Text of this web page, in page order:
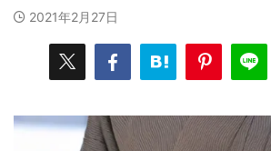
2021年2月27日